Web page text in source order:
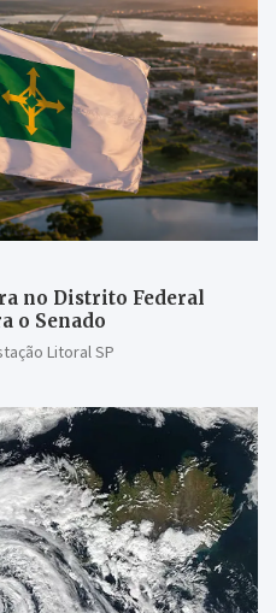
no Distrito Federal
o Senado
Litoral SP